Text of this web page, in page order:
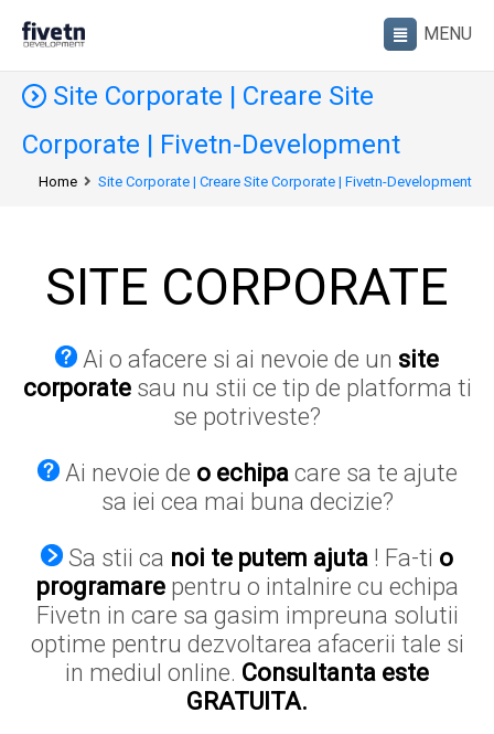
Site Corporate | Creare Site
Corporate | Fivetn-Development
Home Site Corporate | Creare Site Corporate | Fivetn-Development
SITE CORPORATE
Ai o afacere si ai nevoie de un site
corporatesau nu stii ce tip de platforma ti
se potriveste?
Ai nevoie de o echipacare sa te ajute
sa iei cea mai buna decizie?
Sa stii ca noi te putem ajuta ! Fa-ti o
programarepentru o intalnire cu echipa
Fivetn in care sa gasim impreuna solutii
optime pentru dezvoltarea afacerii tale si
in mediul online. Consultanta este
GRATUITA.